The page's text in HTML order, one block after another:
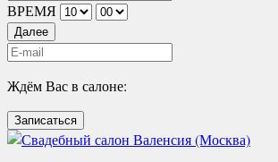
ВРЕМЯ
Далее
Ждём Вас в салоне:
Записаться